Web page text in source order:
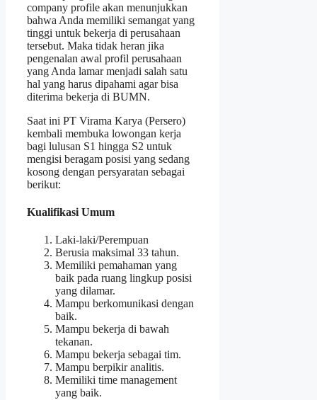
company profile akan menunjukkan
bahwa Anda memiliki semangat yang
tinggi untuk bekerja di perusahaan
tersebut. Maka tidak heran jika
pengenalan awal profil perusahaan
yang Anda lamar menjadi salah satu
hal yang harus dipahami agar bisa
diterima bekerja di BUMN.
Saat ini PT Virama Karya (Persero)
kembali membuka lowongan kerja
bagi lulusan S1 hingga S2 untuk
mengisi beragam posisi yang sedang
kosong dengan persyaratan sebagai
berikut:
Kualifikasi Umum
Laki-laki/Perempuan
Berusia maksimal 33 tahun.
Memiliki pemahaman yang
baik pada ruang lingkup posisi
yang dilamar.
Mampu berkomunikasi dengan
baik.
Mampu bekerja di bawah
tekanan.
Mampu bekerja sebagai tim.
Mampu berpikir analitis.
Memiliki time management
yang baik.